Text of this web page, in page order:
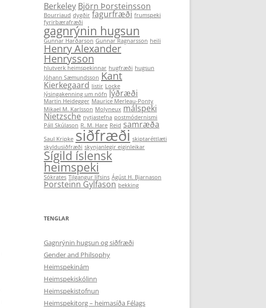
Berkeley Björn Þorsteinsson
Bourriaud dygðir fagurfræði frumspeki
fyrirbærafræði
gagnrýnin hugsun
Gunnar Harðarson Gunnar Ragnarsson heili
Henry Alexander
Henrysson
hlutverk heimspekinnar hugfræði hugsun
Jóhann Sæmundsson Kant
Kierkegaard listir Locke
lýsingakenning um nöfn lýðræði
Martin Heidegger Maurice Merleau-Ponty
Mikael M. Karlsson Molyneux málspeki
Nietzsche nytjastefna postmódernismi
Páll Skúlason R. M. Hare Reid samræða
Saul Kripke siðfræði skiptaréttlæti
skyldusiðfræði skynjanlegir eiginleikar
Sígild íslensk
heimspeki
Sókrates Tilgangur lífsins Ágúst H. Bjarnason
Þorsteinn Gylfason þekking
TENGLAR
Gagnrýnin hugsun og siðfræði
Gender and Philsophy
Heimspekinám
Heimspekiskólinn
Heimspekistofnun
Heimspekitorg – heimasíða Félags